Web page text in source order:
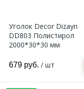
Уголок Decor Dizayn
DD803 Полистирол
2000*30*30 мм
679 руб. / шт